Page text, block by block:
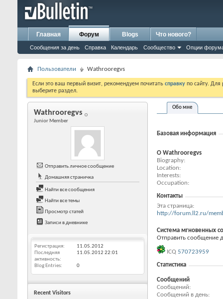
Главная Форум
Сообщения за день Справка Календарь Сообщество Опции
Blogs Что нового?
Пользователи Wathrooregvs
Если это ваш первый визит, рекомендуем почитать справку по сайту.
выберите раздел.
Wathrooregvs
Junior Member
Отправить личное сообщение
Домашняя страничка
Найти все сообщения
Найти все темы
Просмотр статей
Записи в дневнике
Регистрация
11.05.2012
Последняя
активность
11.05.2012 22:01
Blog Entries 0
Recent Visitors
Обо мне
Базовая информация
О Wathrooregvs
Biography
Location
Interests
Occupation
Контакты
Эта страница
http://forum.ll2.ru/
Система мгновенных
Отправить сообщение
ICQ 570723959
Статистика
Сообщений
Сообщений
Сообщений в день